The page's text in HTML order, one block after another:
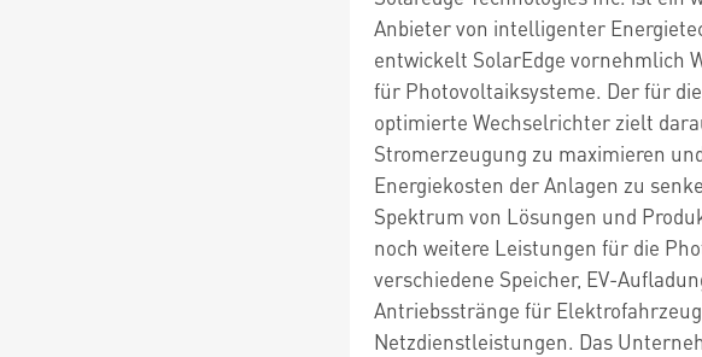
Anbieter von intelligenter
entwickelt SolarEdge vornehmlich
für Photovoltaiksysteme. Der für
optimierte Wechselrichter zielt
Stromerzeugung zu maximieren
Energiekosten der Anlagen zu
Spektrum von Lösungen und
noch weitere Leistungen für die
verschiedene Speicher, EV-
Antriebsstränge für
Netzdienstleistungen. Das